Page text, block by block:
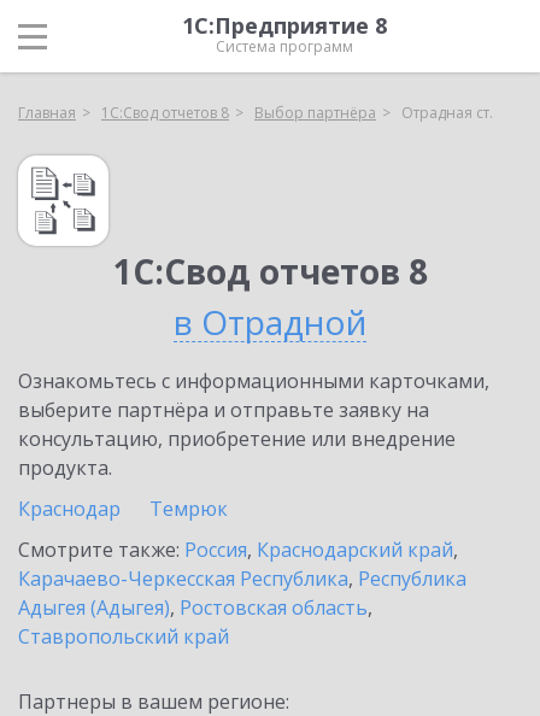
1С:Предприятие 8
Система программ
Главная 1С:Свод отчетов 8 Выбор партнёра Отрадная ст.
1С:Свод отчетов 8
в Отрадной
Ознакомьтесь с информационными карточками,
выберите партнёра и отправьте заявку на
консультацию, приобретение или внедрение
продукта.
Краснодар
Темрюк
Смотрите также: Россия, Краснодарский край,
Карачаево-Черкесская Республика, Республика
Адыгея (Адыгея), Ростовская область,
Ставропольский край
Партнеры в вашем регионе: